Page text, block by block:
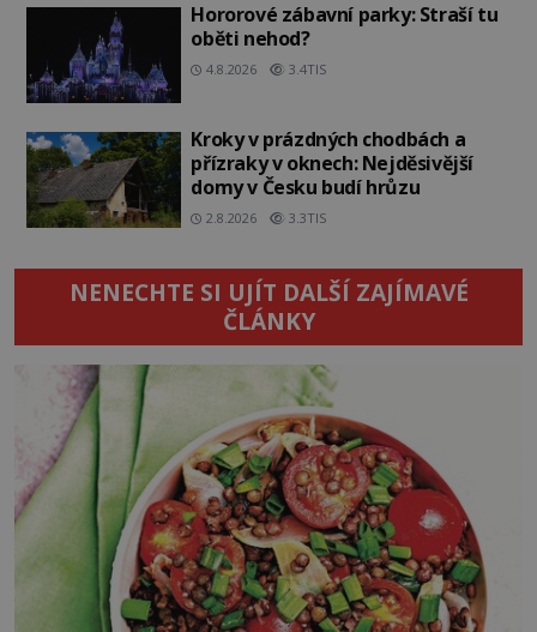
Hororové zábavní parky: Straší tu
oběti nehod?
4.8.2026 3.4TIS
Kroky v prázdných chodbách a
přízraky v oknech: Nejděsivější
domy v Česku budí hrůzu
2.8.2026 3.3TIS
NENECHTE SI UJÍT DALŠÍ ZAJÍMAVÉ
ČLÁNKY